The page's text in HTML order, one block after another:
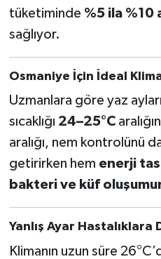
tüketiminde %5 ila %10
sağlıyor.
Osmaniye İçin İdeal
Uzmanlara göre yaz
sıcaklığı 24–25°C
aralığı, nem kontrolünü
getirirken hem enerji
bakteri ve küf
Yanlış Ayar Hastalıklara
Klimanın uzun süre